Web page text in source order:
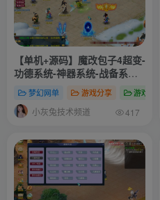
【单机+源码】魔改包子4超变-
功德系统-神器系统-战备系统-
灵气系统-转生系统-称号系统-
更多功能玩法自行体验-搭建教
程-源码
梦幻网单 游戏分享 游戏网单
小灰兔技术频道 417